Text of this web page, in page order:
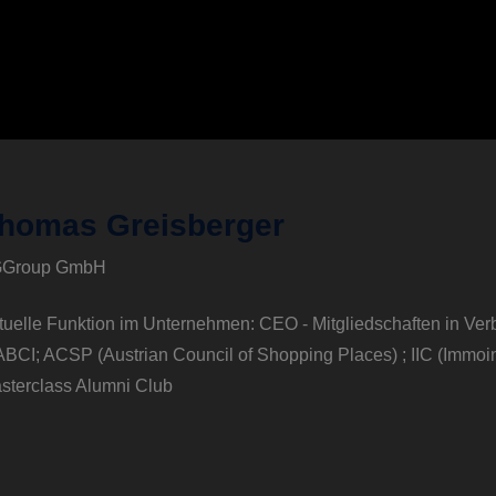
Greisberger
GmbH
Funktion im Unternehmen: CEO - Mitgliedschaften in
ACSP (Austrian Council of Shopping Places) ; IIC
Alumni Club